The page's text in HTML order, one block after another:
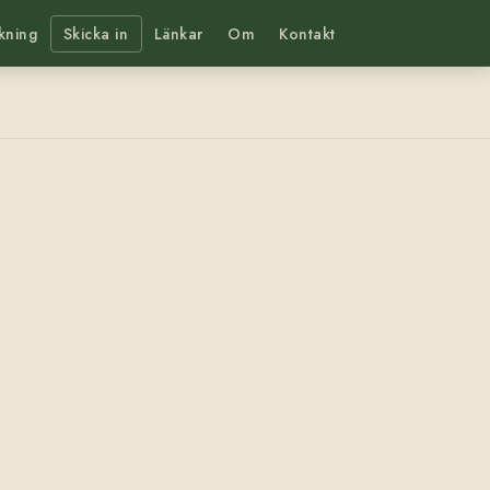
Skicka in Länkar Om Kontakt